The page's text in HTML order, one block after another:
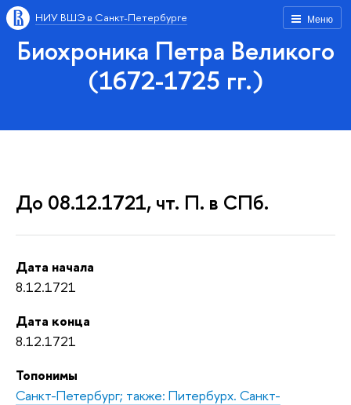
Меню
НИУ ВШЭ в Санкт-Петербурге
Биохроника Петра Великого
(1672-1725 гг.)
До 08.12.1721, чт. П. в СПб.
Дата начала
8.12.1721
Дата конца
8.12.1721
Топонимы
Санкт-Петербург; также: Питербурх. Санкт-